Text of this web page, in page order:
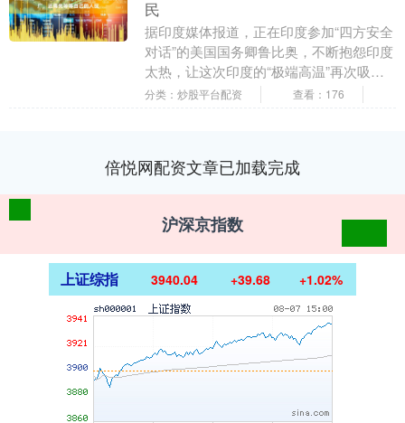
民
据印度媒体报道，正在印度参加“四方安全
对话”的美国国务卿鲁比奥，不断抱怨印度
太热，让这次印度的“极端高温”再次吸引
了世界舆论的高度关注。进入5月下旬后，
分类：炒股平台配资 查看：176
倍悦网配资文章已加载完成
沪深京指数
上证综指 3940.04 +39.68 +1.02%